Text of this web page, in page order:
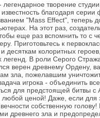
творение студии
благодаря серии
"Mass Effect", теперь
На этот раз,
еще раз вспомнить то с
Приготовьтесь к
десяткам колоритных
легенд. В роли Серого
верен древнему Ордену,
зла, пожелавшим
игрока - объединить
для предстоящей битвы
ценой! Даже, если для
собственную
древнего зла и